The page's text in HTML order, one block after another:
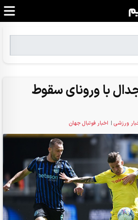
با ورونای سقوط
ورزشی | اخبار فوتبال جهان